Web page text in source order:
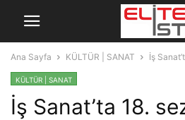
Ana Sayfa KÜLTÜR | SANAT İş
KÜLTÜR | SANAT
İş Sanat’ta 18.